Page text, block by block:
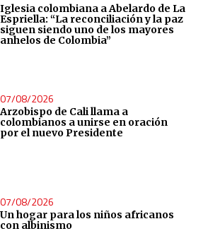
Iglesia colombiana a Abelardo de La
Espriella: “La reconciliación y la paz
siguen siendo uno de los mayores
anhelos de Colombia”
07/08/2026
Arzobispo de Cali llama a
colombianos a unirse en oración
por el nuevo Presidente
07/08/2026
Un hogar para los niños africanos
con albinismo